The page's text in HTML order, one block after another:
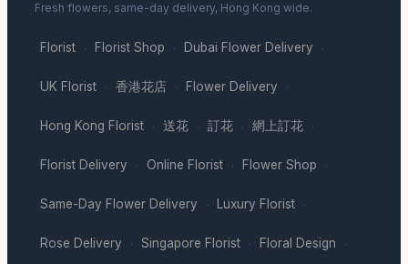
Fresh flowers, same-day delivery, Hong Kong wide.
Florist · Florist Shop · Dubai Flower Delivery ·
UK Florist · 香港花店 · Flower Delivery ·
Hong Kong Florist · 送花 · 訂花 · 網上訂花 ·
Florist Delivery · Online Florist · Flower Shop ·
Same-Day Flower Delivery · Luxury Florist ·
Rose Delivery · Singapore Florist · Floral Design ·